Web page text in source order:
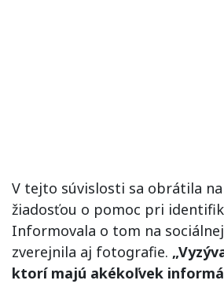
V tejto súvislosti sa obrátila
žiadosťou o pomoc pri
Informovala o tom na
zverejnila aj fotografie.
ktorí majú akékoľvek